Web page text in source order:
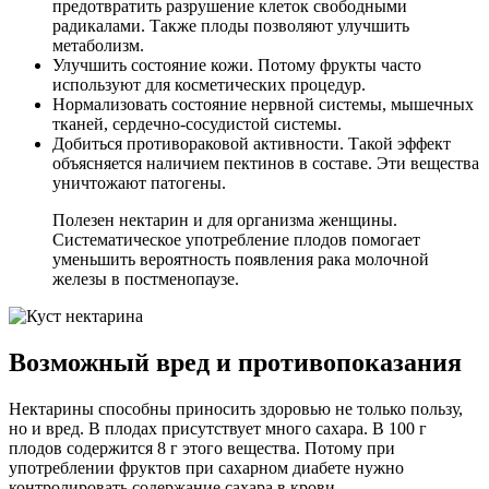
предотвратить разрушение клеток свободными
радикалами. Также плоды позволяют улучшить
метаболизм.
Улучшить состояние кожи. Потому фрукты часто
используют для косметических процедур.
Нормализовать состояние нервной системы, мышечных
тканей, сердечно-сосудистой системы.
Добиться противораковой активности. Такой эффект
объясняется наличием пектинов в составе. Эти вещества
уничтожают патогены.
Полезен нектарин и для организма женщины.
Систематическое употребление плодов помогает
уменьшить вероятность появления рака молочной
железы в постменопаузе.
Возможный вред и противопоказания
Нектарины способны приносить здоровью не только пользу,
но и вред. В плодах присутствует много сахара. В 100 г
плодов содержится 8 г этого вещества. Потому при
употреблении фруктов при сахарном диабете нужно